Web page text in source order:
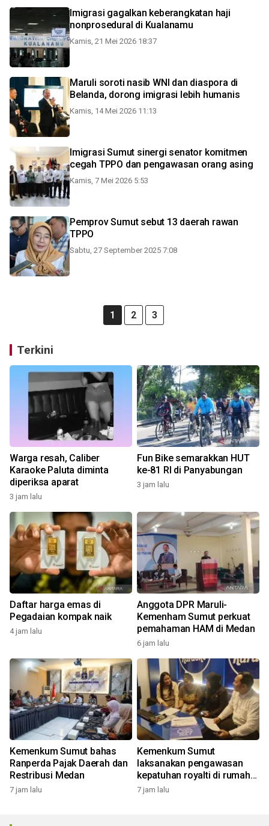
Imigrasi gagalkan keberangkatan haji
nonprosedural di Kualanamu
Kamis, 21 Mei 2026 18:37
Maruli soroti nasib WNI dan diaspora di
Belanda, dorong imigrasi lebih humanis
Kamis, 14 Mei 2026 11:13
Imigrasi Sumut sinergi senator komitmen
cegah TPPO dan pengawasan orang asing
Kamis, 7 Mei 2026 5:53
Pemprov Sumut sebut 13 daerah rawan
TPPO
Sabtu, 27 September 2025 7:08
1 2 3
Terkini
Warga resah, Caliber
Karaoke Paluta diminta
diperiksa aparat
3 jam lalu
Fun Bike semarakkan HUT
ke-81 RI di Panyabungan
3 jam lalu
Daftar harga emas di
Pegadaian kompak naik
4 jam lalu
Anggota DPR Maruli-
Kemenham Sumut perkuat
pemahaman HAM di Medan
6 jam lalu
Kemenkum Sumut bahas
Ranperda Pajak Daerah dan
Restribusi Medan
7 jam lalu
Kemenkum Sumut
laksanakan pengawasan
kepatuhan royalti di rumah
bernyanyi
7 jam lalu